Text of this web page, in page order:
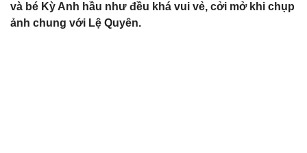
và bé Kỳ Anh hầu như đều khá vui vẻ, cởi mở khi chụp
ảnh chung với Lệ Quyên.